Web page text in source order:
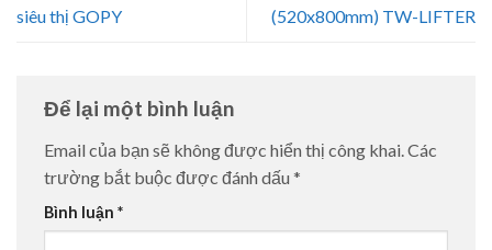
siêu thị GOPY
(520x800mm) TW-LIFTER
Để lại một bình luận
Email của bạn sẽ không được hiển thị công khai. Các
trường bắt buộc được đánh dấu *
Bình luận *